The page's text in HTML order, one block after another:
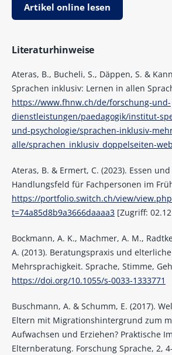
Artikel online lesen
Literaturhinweise
Ateras, B., Bucheli, S., Däppen, S. &
Sprachen inklusiv: Lernen in allen
https://www.fhnw.ch/de/forschung-und-
dienstleistungen/paedagogik/institut-
und-psychologie/sprachen-inklusiv-
alle/sprachen_inklusiv_doppelseiten-
Ateras, B. & Ermert, C. (2023). Essen
Handlungsfeld für Fachpersonen im
https://portfolio.switch.ch/view/
t=74a85d8b9a3666daaaa3[Zugriff:
Bockmann, A. K., Machmer, A. M.,
A. (2013). Beratungspraxis und
Mehrsprachigkeit. Sprache, Stimme,
https://doi.org/10.1055/s-0033-1333771
Buschmann, A. & Schumm, E. (2017).
Eltern mit Migrationshintergrund zum
Aufwachsen und Erziehen? Praktische
Elternberatung. Forschung Sprache, 2,